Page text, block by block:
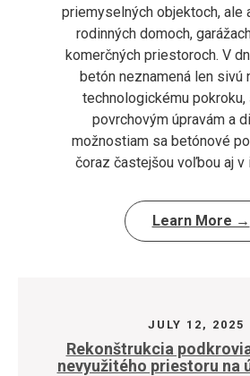
priemyselných objektoch, ale
rodinných domoch,
komerčných priestoroch. V
betón neznamená len sivú
technologickému pokroku,
povrchovým úpravám a
možnostiam sa betónové
čoraz častejšou voľbou aj v
Learn More →
JULY 12, 2025
Rekonštrukcia
nevyužitého priestoru na